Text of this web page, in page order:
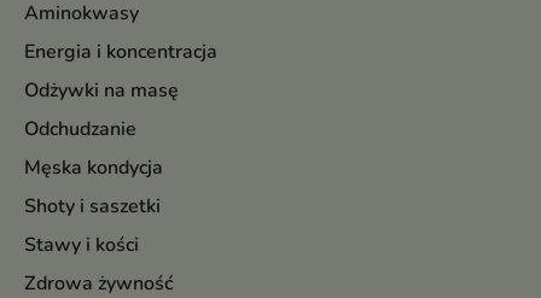
Aminokwasy
Energia i koncentracja
Odżywki na masę
Odchudzanie
Męska kondycja
Shoty i saszetki
Stawy i kości
Zdrowa żywność